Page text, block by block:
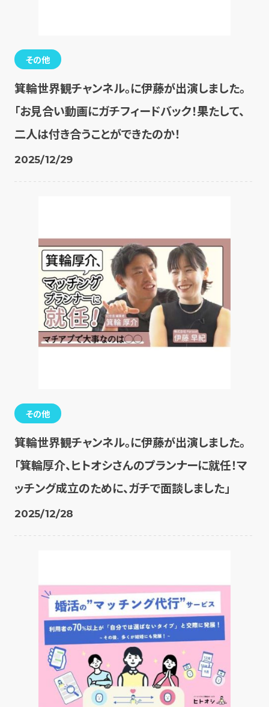
その他
箕輪世界観チャンネル。に伊藤が出演しました。
「お見合い動画にガチフィードバック！果たして、
二人は付き合うことができたのか！
2025/12/29
その他
箕輪世界観チャンネル。に伊藤が出演しました。
「箕輪厚介、ヒトオシさんのプランナーに就任！マ
ッチング成立のために、ガチで面談しました」
2025/12/28